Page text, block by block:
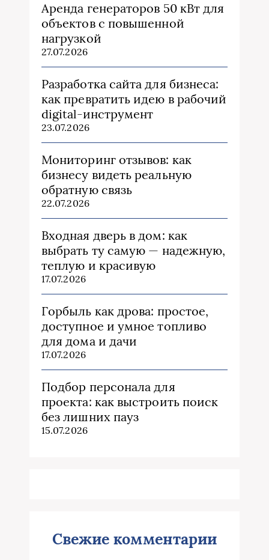
Аренда генераторов 50 кВт для
объектов с повышенной
нагрузкой
27.07.2026
Разработка сайта для бизнеса:
как превратить идею в рабочий
digital-инструмент
23.07.2026
Мониторинг отзывов: как
бизнесу видеть реальную
обратную связь
22.07.2026
Входная дверь в дом: как
выбрать ту самую — надежную,
теплую и красивую
17.07.2026
Горбыль как дрова: простое,
доступное и умное топливо
для дома и дачи
17.07.2026
Подбор персонала для
проекта: как выстроить поиск
без лишних пауз
15.07.2026
Свежие комментарии